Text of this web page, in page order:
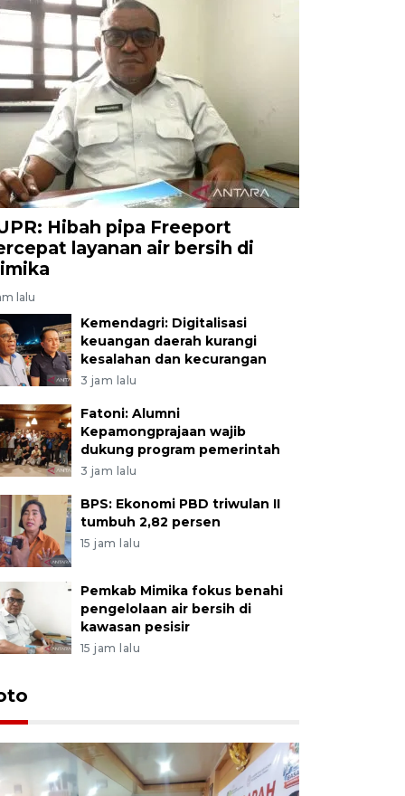
Hibah pipa Freeport
layanan air bersih di
lalu
Kemendagri: Digitalisasi
keuangan daerah kurangi
kesalahan dan kecurangan
3 jam lalu
Fatoni: Alumni
Kepamongprajaan wajib
dukung program pemerintah
3 jam lalu
BPS: Ekonomi PBD triwulan II
tumbuh 2,82 persen
15 jam lalu
Pemkab Mimika fokus benahi
pengelolaan air bersih di
kawasan pesisir
15 jam lalu